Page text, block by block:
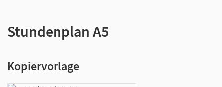
Stundenplan A5
Kopiervorlage